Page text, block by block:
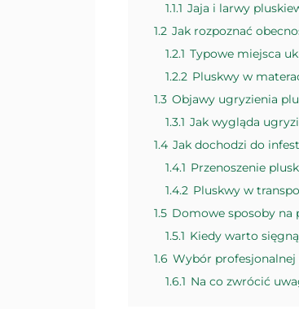
1.1.1 Jaja i larwy
1.2 Jak rozpoznać
1.2.1 Typowe miejsca
1.2.2 Pluskwy w
1.3 Objawy ugryzienia
1.3.1 Jak wygląda
1.4 Jak dochodzi do
1.4.1 Przenoszenie
1.4.2 Pluskwy w
1.5 Domowe sposoby na
1.5.1 Kiedy warto
1.6 Wybór
1.6.1 Na co zwrócić